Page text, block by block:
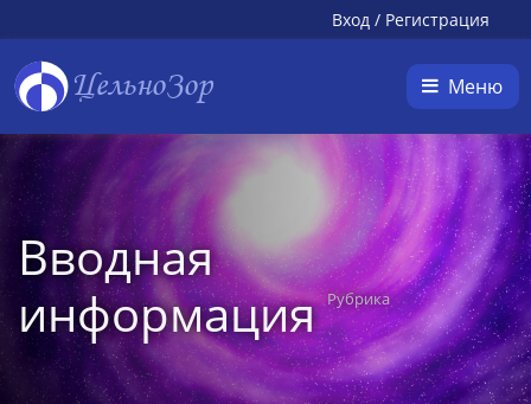
Вход / Регистрация
ЦельноЗор Меню
Вводная
информацияРубрика